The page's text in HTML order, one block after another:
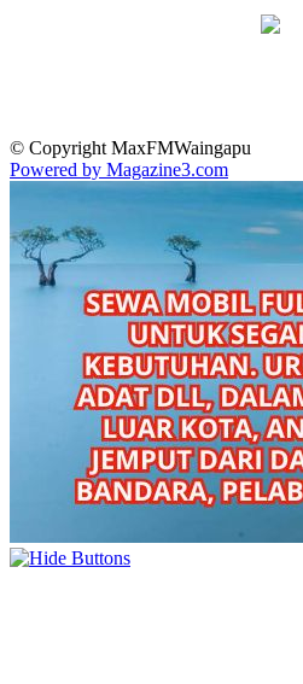
© Copyright MaxFMWaingapu
Powered by Magazine3.com